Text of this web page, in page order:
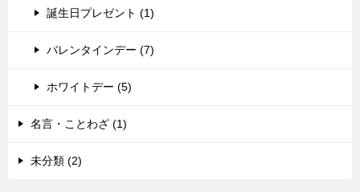
誕生日プレゼント (1)
バレンタインデー (7)
ホワイトデー (5)
名言・ことわざ (1)
未分類 (2)